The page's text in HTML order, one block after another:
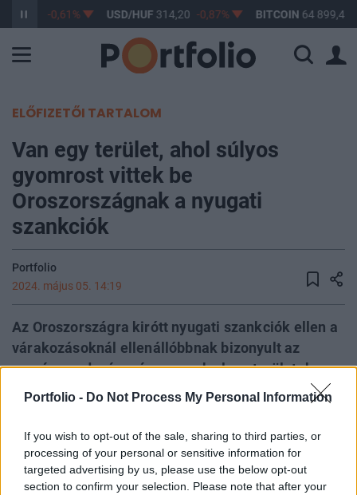
Portfolio - Do Not Process My Personal Information
If you wish to opt-out of the sale, sharing to third parties, or
processing of your personal or sensitive information for
targeted advertising by us, please use the below opt-out
section to confirm your selection. Please note that after your
363,17 -0,61% USD/HUF 314,20 -0,87% BITCOIN 64 899,45
ELŐFIZETŐI TARTALOM
Van egy terület, ahol súlyos
gyomrost vittek be
Oroszországnak a nyugati
szankciók
Portfolio
2024. május 05. 14:19
Az Oroszországra kirótt nyugati szankciók ellen a
várakozásoknál ellenállóbbnak bizonyult az
ország gazdasága, ám vannak olyan területek,
amelyen súlyos hatásokat gyakorolnak a
az egyik ilyen terület az éppen az egyik
legfontosabb területet, a gázipart érinti.
A 2022-es ukrajnai inváziót követően a nyugati országok